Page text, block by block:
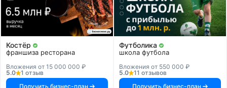
Костёр
франшиза ресторана
Вложения от 15 000 000 ₽
5.0
1 отзыв
Получить бизнес-план
Футболика
школа футбола
Вложения от 550 000 ₽
5.0
11 отзывов
Получить бизнес-план